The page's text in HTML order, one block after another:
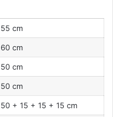
55 cm
60 cm
50 cm
50 cm
50 + 15 + 15 + 15 cm